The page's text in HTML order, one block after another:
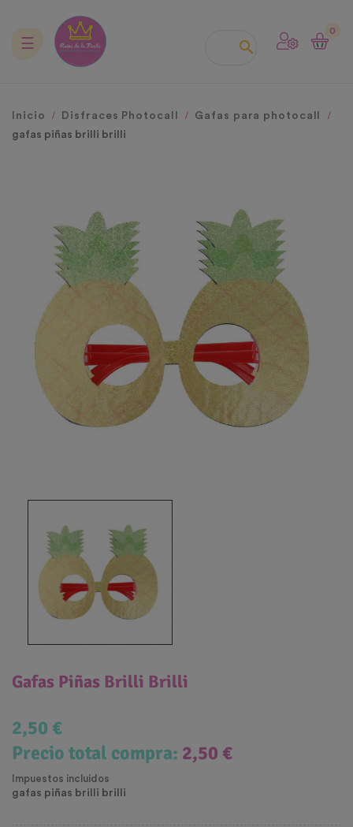

0
Navegación
☰
Inicio Disfraces Photocall
Gafas para photocall
gafas piñas brilli brilli
Gafas Piñas Brilli Brilli
2,50 €
Precio total compra: 2,50 €
Impuestos incluidos
gafas piñas brilli brilli